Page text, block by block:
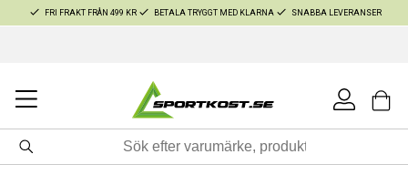
FRI FRAKT FRÅN 499 KR BETALA TRYGGT MED KLARNA SNABBA LEVERANSER